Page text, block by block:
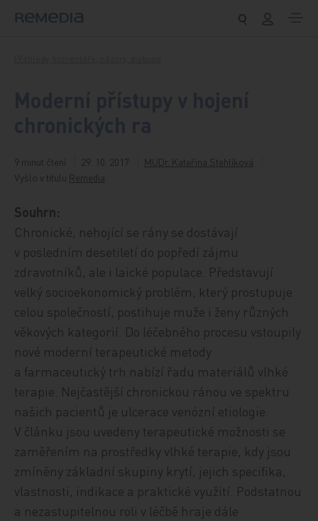
9 minut čtení 29. 10. 2017
MUDr. Kateřina Stehlíková
Vyšlo v titulu Remedia
Souhrn:
Chronické, nehojící se rány se dostávají
v posledním desetiletí do popředí zájmu
zdravotníků, ale i laické populace. Představují
velký socioekonomický problém, který prostupuje
celou společností, postihuje muže i ženy různých
věkových kategorií. Do léčebného procesu vstoupily
nové moderní terapeutické metody
a farmaceutický trh nabízí řadu materiálů vlhké
terapie. Nejčastější chronickou ránou ve spektru
našich pacientů je ulcerace venózní etiologie.
V článku jsou uvedeny terapeutické možnosti se
zaměřením na prostředky vlhké terapie, kdy jsou
zmíněny základní skupiny krytí, jejich specifika,
vlastnosti, indikace a praktické využití. Podstatnou
a nezastupitelnou roli v léčbě hraje dále